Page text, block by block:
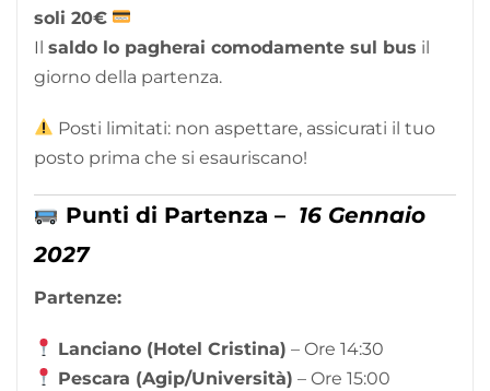
soli 20€
Il saldo lo pagherai comodamente sul bus il
giorno della partenza.
Posti limitati: non aspettare, assicurati il tuo
posto prima che si esauriscano!
Punti di Partenza – 16 Gennaio
2027
Partenze:
Lanciano (Hotel Cristina) – Ore 14:30
Pescara (Agip/Università) – Ore 15:00